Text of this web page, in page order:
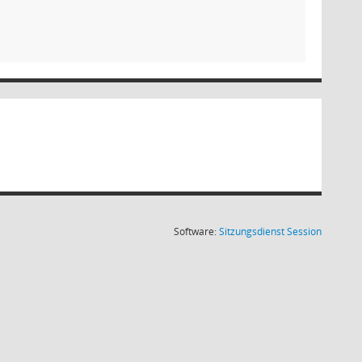
Software:SitzungsdienstSession(Wird in